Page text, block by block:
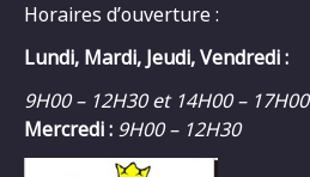
Horaires d’ouverture :
Lundi, Mardi, Jeudi, Vendredi :
9H00 – 12H30 et 14H00 – 17H00
Mercredi : 9H00 – 12H30